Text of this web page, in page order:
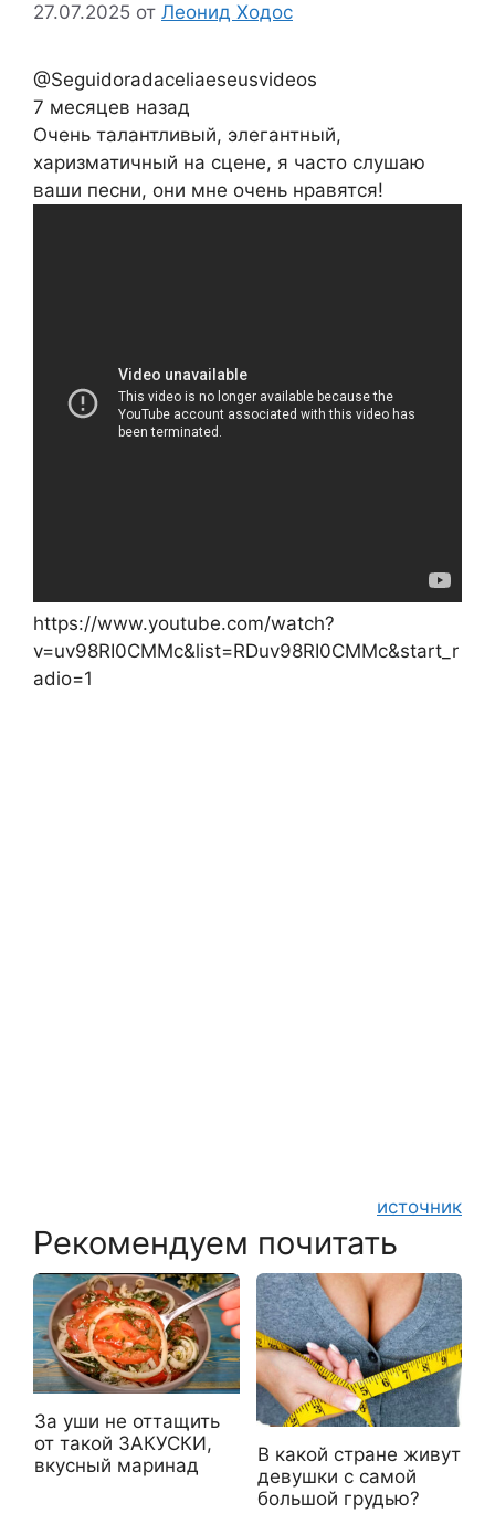
27.07.2025 от Леонид Ходос
@Seguidoradaceliaeseusvideos
7 месяцев назад
Очень талантливый, элегантный,
харизматичный на сцене, я часто слушаю
ваши песни, они мне очень нравятся!
https://www.youtube.com/watch?
v=uv98RI0CMMc&list=RDuv98RI0CMMc&start_r
adio=1
источник
Рекомендуем почитать
За уши не оттащить
от такой ЗАКУСКИ,
вкусный маринад
В какой стране живут
девушки с самой
большой грудью?